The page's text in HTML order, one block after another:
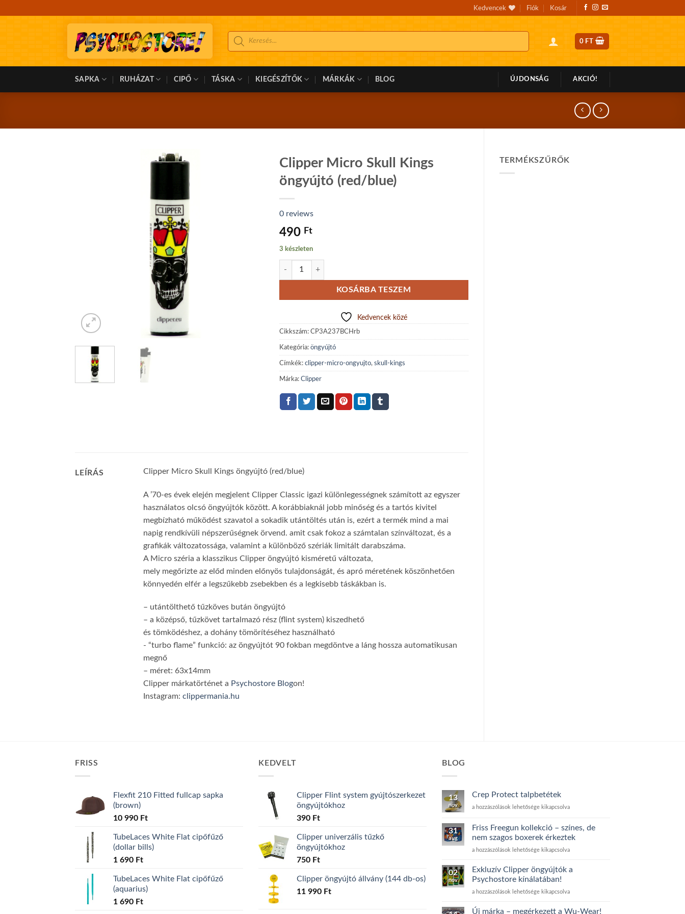
to
Kedvencek Fiók Kosár
Products
search
0 FT
SAPKA RUHÁZAT CIPŐ TÁSKA KIEGÉSZÍTŐK MÁRKÁK BLOG ÚJDONSÁG AKCIÓ!
TERMÉKSZŰRŐK
Clipper Micro Skull Kings
öngyújtó (red/blue)
0 reviews
490 Ft
3 készleten
Clipper Micro Skull Kings öngyújtó (red/blue) mennyiség
KOSÁRBA TESZEM
Kedvencek közé
Cikkszám: CP3A237BCHrb
Kategória: öngyújtó
Címkék: clipper-micro-ongyujto, skull-kings
Márka: Clipper
LEÍRÁS Clipper Micro Skull Kings öngyújtó (red/blue)
A ’70-es évek elején megjelent Clipper Classic igazi különlegességnek számított az egyszer
használatos olcsó öngyújtók között. A korábbiaknál jobb minőség és a tartós kivitel
megbízható működést szavatol a sokadik utántöltés után is, ezért a termék mind a mai
napig rendkívüli népszerűségnek örvend. amit csak fokoz a számtalan színváltozat, és a
grafikák változatossága, valamint a különböző szériák limitált darabszáma.
A Micro széria a klasszikus Clipper öngyújtó kisméretű változata,
mely megőrizte az előd minden előnyös tulajdonságát, és apró méretének köszönhetően
könnyedén elfér a legszűkebb zsebekben és a legkisebb táskákban is.
– utántölthető tűzköves bután öngyújtó
– a középső, tűzkövet tartalmazó rész (flint system) kiszedhető
és tömködéshez, a dohány tömörítéséhez használható
​​- “turbo flame” funkció: az öngyújtót 90 fokban megdöntve a láng hossza automatikusan
megnő
– méret: 63x14mm
Clipper márkatörténet a Psychostore Blogon!
Instagram: clippermania.hu
FRISS
Flexfit 210 Fitted fullcap sapka
(brown)
10 990 Ft
TubeLaces White Flat cipőfűző
(dollar bills)
1 690 Ft
TubeLaces White Flat cipőfűző
(aquarius)
1 690 Ft
KEDVELT
Clipper Flint system gyújtószerkezet
öngyújtókhoz
390 Ft
Clipper univerzális tűzkő
öngyújtókhoz
750 Ft
Clipper öngyújtó állvány (144 db-os)
11 990 Ft
BLOG
13
nov
Crep Protect talpbetétek
Crep
talpbetétek
a hozzászólások lehetősége kikapcsolva
31
aug
Friss Freegun kollekció – színes, de
nem szagos boxerek érkeztek
Friss
kollekció
–
színes,
de
szagos
a hozzászólások lehetősége kikapcsolva
02
nov
Exkluzív Clipper öngyújtók a
Psychostore kínálatában!
Exkluzív
öngyújtók
a hozzászólások lehetősége kikapcsolva
Új márka – megérkezett a Wu-Wear!